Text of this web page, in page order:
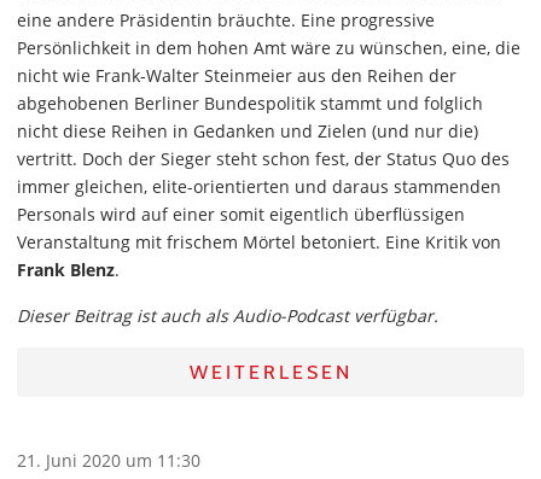
eine andere Präsidentin bräuchte. Eine progressive
Persönlichkeit in dem hohen Amt wäre zu wünschen, eine, die
nicht wie Frank-Walter Steinmeier aus den Reihen der
abgehobenen Berliner Bundespolitik stammt und folglich
nicht diese Reihen in Gedanken und Zielen (und nur die)
vertritt. Doch der Sieger steht schon fest, der Status Quo des
immer gleichen, elite-orientierten und daraus stammenden
Personals wird auf einer somit eigentlich überflüssigen
Veranstaltung mit frischem Mörtel betoniert. Eine Kritik von
Frank Blenz.
Dieser Beitrag ist auch als Audio-Podcast verfügbar.
WEITERLESEN
21. Juni 2020 um 11:30